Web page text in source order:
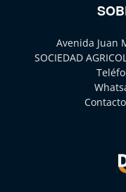
Avenida Juan
SOCIEDAD